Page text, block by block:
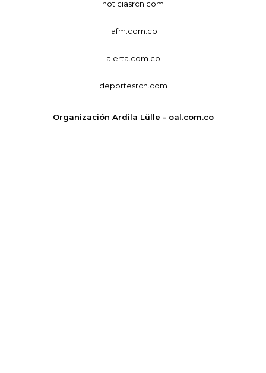
noticiasrcn.com
lafm.com.co
alerta.com.co
deportesrcn.com
Organización Ardila Lülle - oal.com.co